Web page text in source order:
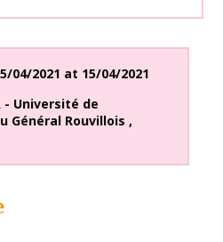
04/2021 at 15/04/2021
- Université de
Général Rouvillois ,